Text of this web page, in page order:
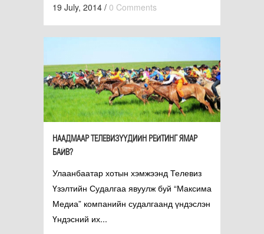
19 July, 2014 / 0 Comments
НААДМААР ТЕЛЕВИЗҮҮДИЙН РЕЙТИНГ ЯМАР
БАЙВ?
Улаанбаатар хотын хэмжээнд Телевиз
Үзэлтийн Судалгаа явуулж буй “Максима
Медиа” компанийн судалгаанд үндэслэн
Үндэсний их...